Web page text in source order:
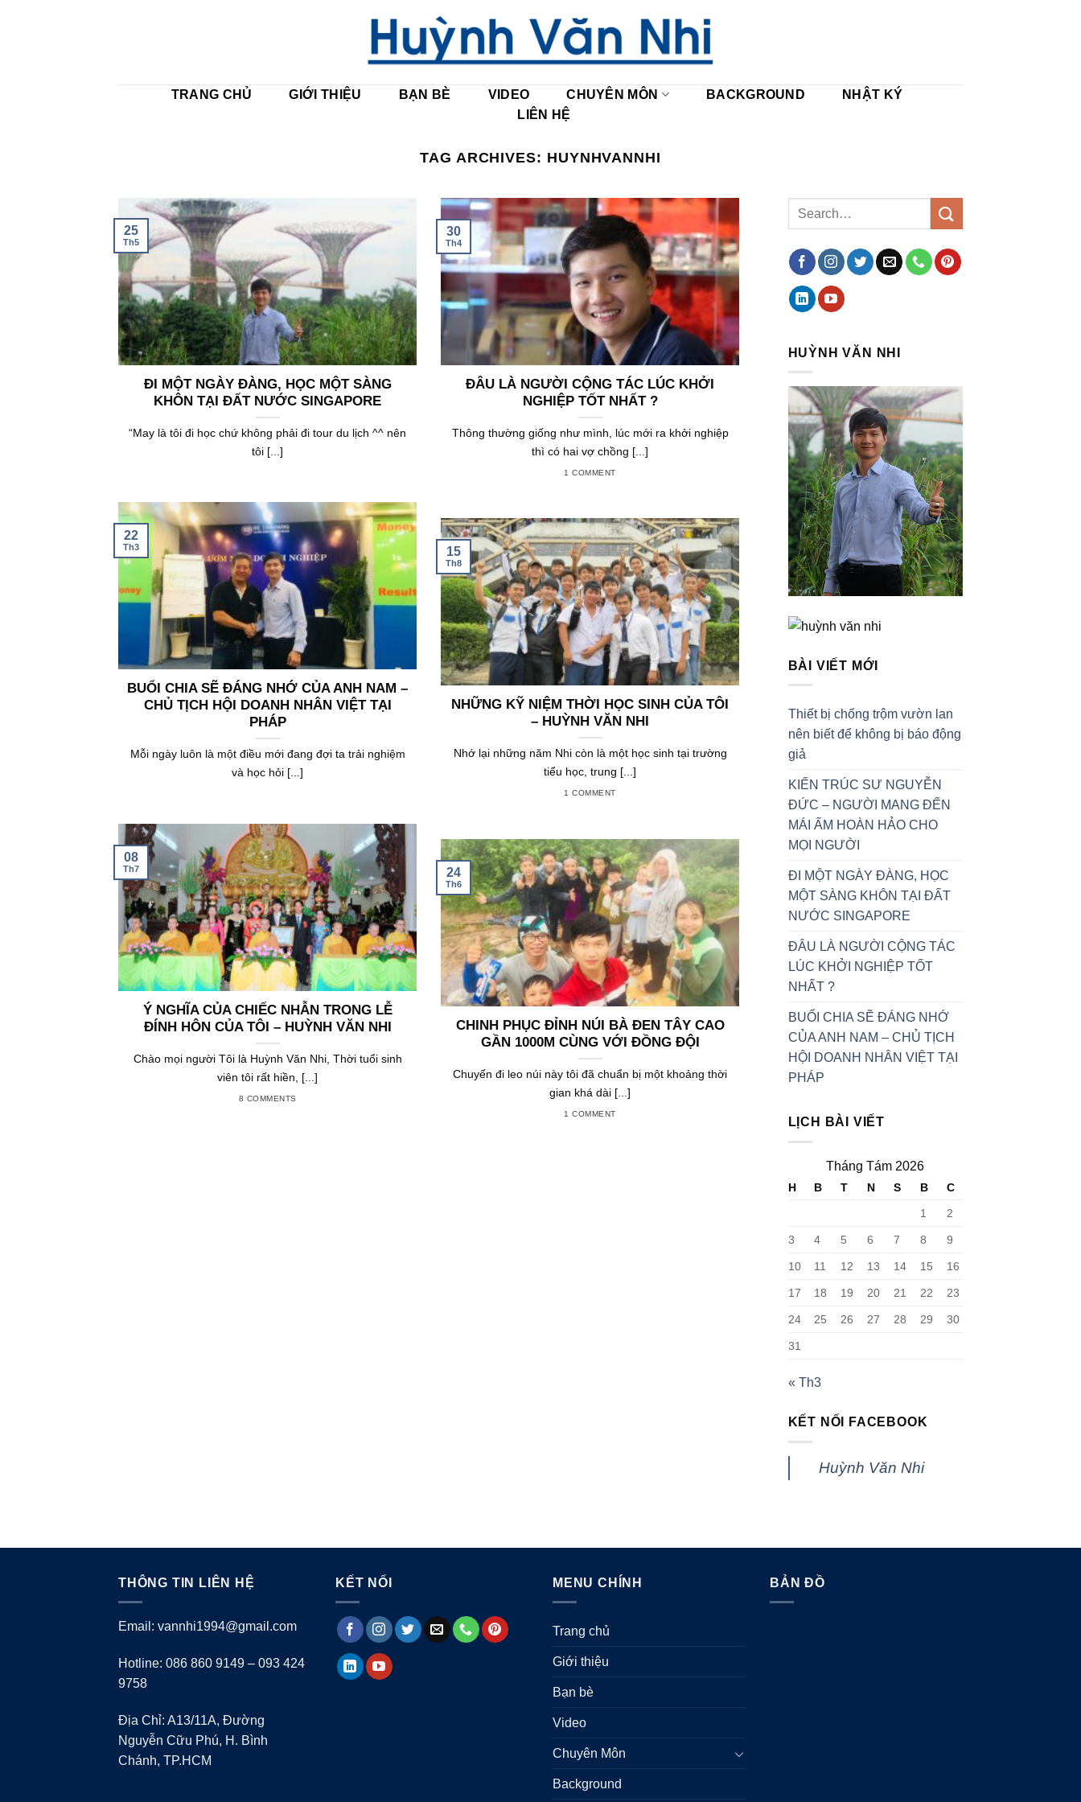
TRANG CHỦ GIỚI THIỆU BẠN BÈ VIDEO CHUYÊN MÔN BACKGROUND
NHẬT KÝ
LIÊN HỆ
TAG ARCHIVES: HUYNHVANNHI
ĐI MỘT NGÀY ĐÀNG, HỌC MỘT SÀNG
KHÔN TẠI ĐẤT NƯỚC SINGAPORE
“May là tôi đi học chứ không phải đi tour du lịch ^^ nên
tôi [...]
25
Th5
ĐÂU LÀ NGƯỜI CỘNG TÁC LÚC KHỞI
NGHIỆP TỐT NHẤT ?
Thông thường giống như mình, lúc mới ra khởi nghiệp
thì có hai vợ chồng [...]
1 COMMENT
30
Th4
BUỔI CHIA SẼ ĐÁNG NHỚ CỦA ANH NAM –
CHỦ TỊCH HỘI DOANH NHÂN VIỆT TẠI
PHÁP
Mỗi ngày luôn là một điều mới đang đợi ta trải nghiệm
và học hỏi [...]
22
Th3
NHỮNG KỸ NIỆM THỜI HỌC SINH CỦA TÔI
– HUỲNH VĂN NHI
Nhớ lại những năm Nhi còn là một học sinh tại trường
tiểu học, trung [...]
1 COMMENT
15
Th8
Ý NGHĨA CỦA CHIẾC NHẪN TRONG LỄ
ĐÍNH HÔN CỦA TÔI – HUỲNH VĂN NHI
Chào mọi người Tôi là Huỳnh Văn Nhi, Thời tuổi sinh
viên tôi rất hiền, [...]
8 COMMENTS
08
Th7
CHINH PHỤC ĐỈNH NÚI BÀ ĐEN TÂY CAO
GẦN 1000M CÙNG VỚI ĐỒNG ĐỘI
Chuyến đi leo núi này tôi đã chuẩn bị một khoảng thời
gian khá dài [...]
1 COMMENT
24
Th6
HUỲNH VĂN NHI
BÀI VIẾT MỚI
Thiết bị chống trộm vườn lan
nên biết để không bị báo động
giả
KIẾN TRÚC SƯ NGUYỄN
ĐỨC – NGƯỜI MANG ĐẾN
MÁI ẤM HOÀN HẢO CHO
MỌI NGƯỜI
ĐI MỘT NGÀY ĐÀNG, HỌC
MỘT SÀNG KHÔN TẠI ĐẤT
NƯỚC SINGAPORE
ĐÂU LÀ NGƯỜI CỘNG TÁC
LÚC KHỞI NGHIỆP TỐT
NHẤT ?
BUỔI CHIA SẼ ĐÁNG NHỚ
CỦA ANH NAM – CHỦ TỊCH
HỘI DOANH NHÂN VIỆT TẠI
PHÁP
LỊCH BÀI VIẾT
Tháng Tám 2026
H B T N S B
C
1
2
3 4 5 6 7 8 9
10 11 12 13 14 15 16
17 18 19 20 21 22 23
24 25 26 27 28 29 30
31
« Th3
KẾT NỐI FACEBOOK
Huỳnh Văn Nhi
THÔNG TIN LIÊN HỆ
Email: vannhi1994@gmail.com
Hotline: 086 860 9149 – 093 424
9758
Địa Chỉ: A13/11A, Đường
Nguyễn Cữu Phú, H. Bình
Chánh, TP.HCM
KẾT NỐI MENU CHÍNH
Trang chủ
Giới thiệu
Bạn bè
Video
Chuyên Môn
Background
BẢN ĐỒ